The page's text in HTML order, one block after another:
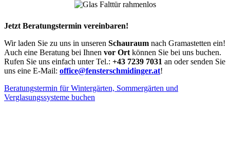
Jetzt Beratungstermin vereinbaren!
Wir laden Sie zu uns in unseren Schauraum nach Gramastetten ein!
Auch eine Beratung bei Ihnen vor Ort können Sie bei uns buchen.
Rufen Sie uns einfach unter Tel.: +43 7239 7031 an oder senden Sie
uns eine E-Mail: office@fensterschmidinger.at!
Beratungstermin für Wintergärten, Sommergärten und
Verglasungssysteme buchen